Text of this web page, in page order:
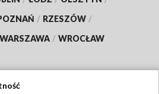
/ RZESZÓW /
WARSZAWA / WROCŁAW